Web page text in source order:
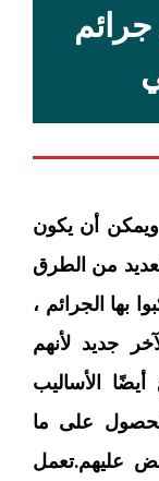
ويمكن أن يكون
من الطرق
بها الجرائم ،
جديد لأنهم
أيضًا الأساليب
على ما
عليهم.تعمل